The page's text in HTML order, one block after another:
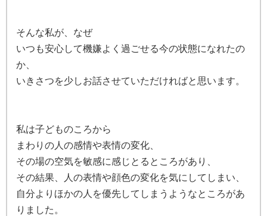
そんな私が、なぜ
いつも安心して機嫌よく過ごせる今の状態になれたの
か、
いきさつを少しお話させていただければと思います。
私は子どものころから
まわりの人の感情や表情の変化、
その場の空気を敏感に感じとるところがあり、
その結果、人の表情や顔色の変化を気にしてしまい、
自分よりほかの人を優先してしまうようなところがあ
りました。